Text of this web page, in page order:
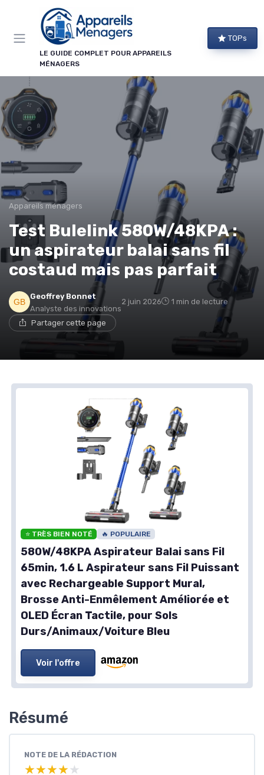
LE GUIDE COMPLET POUR APPAREILS
MÉNAGERS
TOPs
Appareils ménagers
Test Bulelink 580W/48KPA :
un aspirateur balai sans fil
costaud mais pas parfait
Geoffrey Bonnet
Analyste des innovations
2 juin 2026 1 min de lecture
Partager cette page
⭐ TRÈS BIEN NOTÉ 🔥 POPULAIRE
580W/48KPA Aspirateur Balai sans Fil
65min, 1.6 L Aspirateur sans Fil Puissant
avec Rechargeable Support Mural,
Brosse Anti-Enmêlement Améliorée et
OLED Écran Tactile, pour Sols
Durs/Animaux/Voiture Bleu
Voir l'offre
Résumé
NOTE DE LA RÉDACTION
★★★★★
★★★★★
Panneau de gestion des cookies